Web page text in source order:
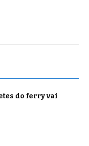
do ferry vai